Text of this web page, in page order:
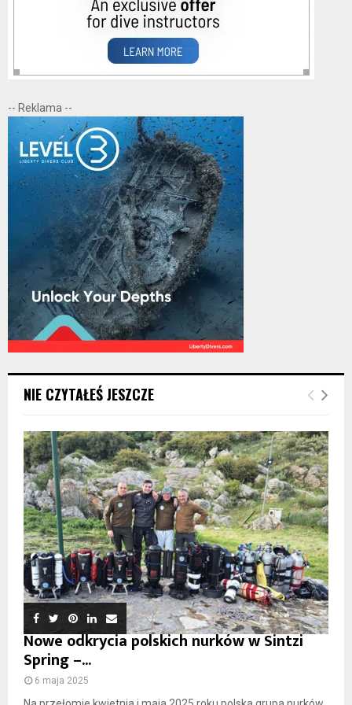
-- Reklama --
NIE CZYTAŁEŚ JESZCZE
Nowe odkrycia polskich nurków w Sintzi
Spring –...
6 maja 2025